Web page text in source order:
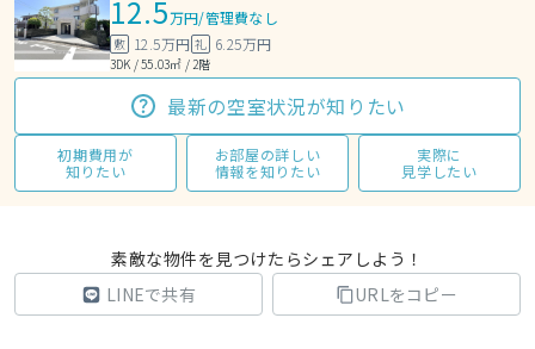
12.5万円/管理費なし
敷 12.5万円 礼 6.25万円
3DK / 55.03㎡ / 2階
最新の空室状況が知りたい
初期費用が
知りたい
お部屋の詳しい
情報を知りたい
実際に
見学したい
素敵な物件を見つけたらシェアしよう！
LINEで共有
URLをコピー